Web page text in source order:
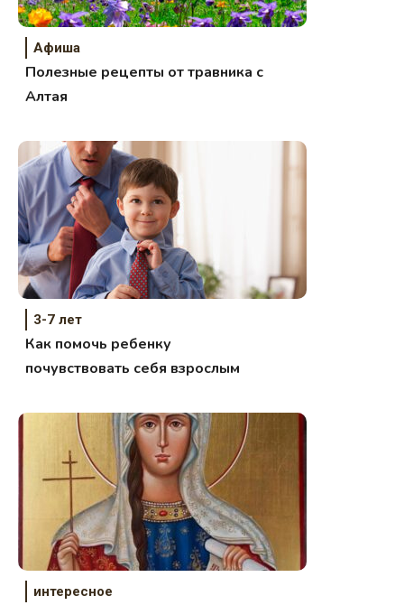
Афиша
Полезные рецепты от травника с
Алтая
3-7 лет
Как помочь ребенку
почувствовать себя взрослым
интересное